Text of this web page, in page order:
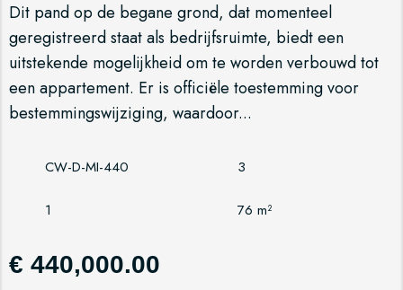
Dit pand op de begane grond, dat momenteel
geregistreerd staat als bedrijfsruimte, biedt een
uitstekende mogelijkheid om te worden verbouwd tot
een appartement. Er is officiële toestemming voor
bestemmingswijziging, waardoor...
CW-D-MI-440 3
1 76 m²
€ 440,000.00